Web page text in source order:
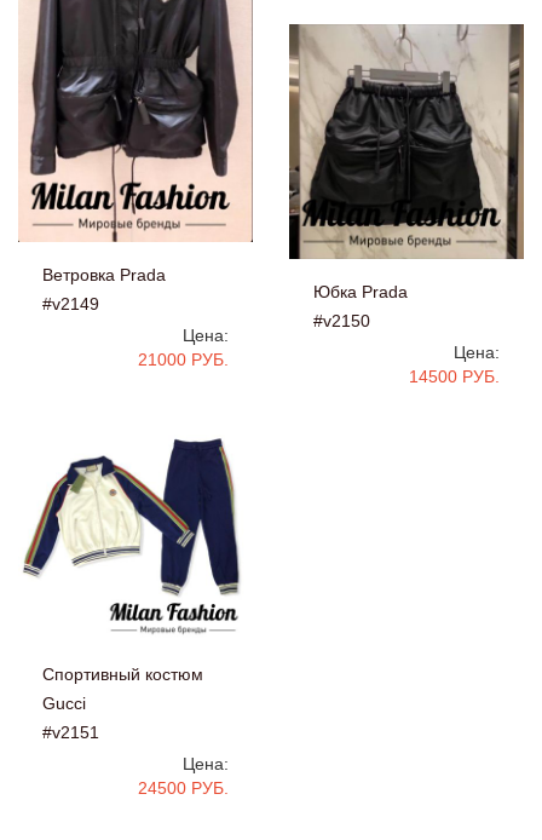
Ветровка Prada
#v2149
Цена:
21000 РУБ.
Юбка Prada
#v2150
Цена:
14500 РУБ.
Спортивный костюм
Gucci
#v2151
Цена:
24500 РУБ.